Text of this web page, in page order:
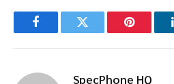
FacebookTwitter Pinterest
SpecPhone HQ